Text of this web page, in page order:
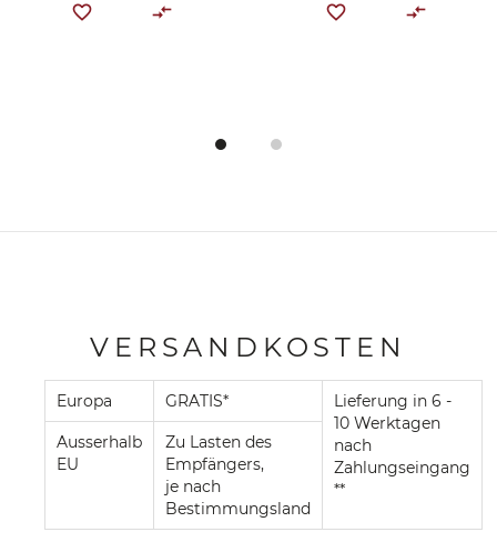
VERSANDKOSTEN
Europa GRATIS*
Lieferung in 6 -
10 Werktagen
nach
Zahlungseingang
**
Ausserhalb
EU
Zu Lasten des
Empfängers,
je nach
Bestimmungsland